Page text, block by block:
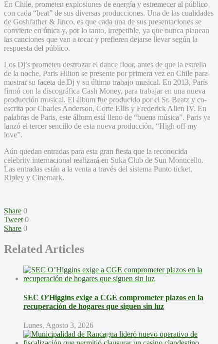
En Chile, prometen explosiones de energía y estremecer al público
con cada “beat” de sus diversas producciones. Una de las cualidades
de Goshfather & Jinco, es que cada una de sus presentaciones se
convierte en única y, por lo tanto, irrepetible, ya que nunca planean
las canciones que van a tocar y prefieren dejarse llevar según la
respuesta del público.
Los Dj’s prometen destrozar el dance floor, antes de que la estrella
de la noche, Paris Hilton se presente por primera vez en Chile para
mostrar su faceta de Dj y su último trabajo musical. En 2013, París
firmó con la discográfica Cash Money, para trabajar en una nueva
producción musical. El álbum fue producido por el Sr. Beatz y co-
escrita por Charles Anderson, Corte Ellis y Frederick Allen IV. En
palabras de Paris, este álbum está lleno de “buena música”. Paris ya
lanzó el tercer sencillo de esta nueva producción, “High off my
love”.
Aún quedan entradas para esta gran fiesta que la reconocida
celebrity internacional realizará en Suka Club de Sun Monticello.
Las entradas están a la venta a través del sistema Punto ticket,
Ripley y Cinemark.
Share 0
Tweet 0
Share 0
Related Articles
SEC O’Higgins exige a CGE comprometer plazos en la
recuperación de hogares que siguen sin luz
Lunes, Agosto 3, 2026